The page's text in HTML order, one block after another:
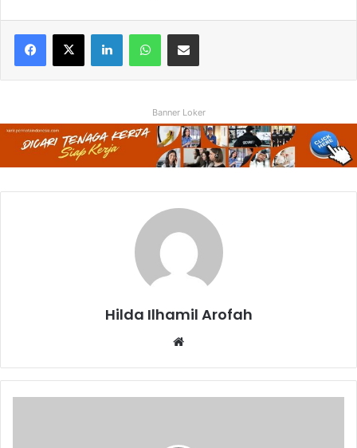
Facebook
X LinkedInWhatsAppShare via Email
Banner Loker
Hilda Ilhamil Arofah